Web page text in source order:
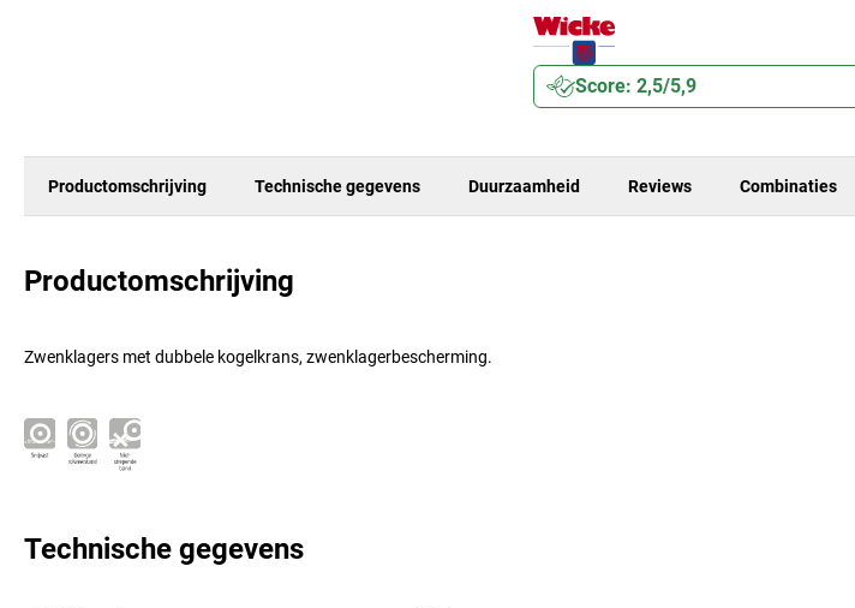
Score: 2,5/5,9
Productomschrijving Technische gegevens Duurzaamheid Reviews Combinaties
Productomschrijving
Zwenklagers met dubbele kogelkrans, zwenklagerbescherming.
Technische gegevens